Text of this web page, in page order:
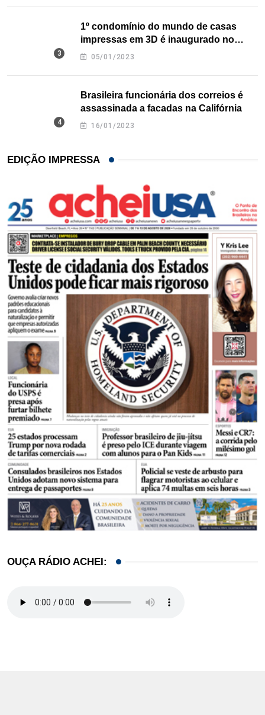
1º condomínio do mundo de casas
impressas em 3D é inaugurado no
Texas
05/01/2023
Brasileira funcionária dos correios é
assassinada a facadas na Califórnia
16/01/2023
EDIÇÃO IMPRESSA
OUÇA RÁDIO ACHEI: